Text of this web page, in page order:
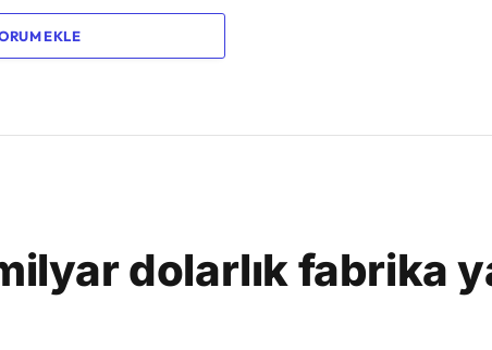
EKLE
dolarlık fabrika